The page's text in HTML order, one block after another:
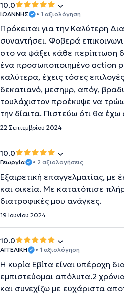
10.0
ΙΩΑΝΝΗΣ • 1 αξιολόγηση
Πρόκειται για την Καλύτερη
συναντήσει. Φοβερά
στο να ψάξει κάθε περίπτωση
ένα προσωποποιημένο action
καλύτερα, έχεις τόσες
δεκατιανό, μεσημρ, απόγ,
τουλάχιστον προέκυψε να
την δίαιτα. Πιστεύω ότι θα
22 Σεπτεμβρίου 2024
10.0
Γεωργία • 2 αξιολογήσεις
Εξαιρετική επαγγελματίας,
και οικεία. Με κατατόπισε
διατροφικές μου ανάγκες.
19 Ιουνίου 2024
10.0
ΑΓΓΕΛΙΚΗ • 1 αξιολόγηση
Η κυρία Εβίτα είναι υπέροχη
εμπιστεύομαι απόλυτα.2
και συνεχίζω με ευχάριστα